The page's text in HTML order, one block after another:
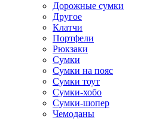
Дорожные сумки
Другое
Клатчи
Портфели
Рюкзаки
Сумки
Сумки на пояс
Сумки тоут
Сумки-хобо
Сумки-шопер
Чемоданы